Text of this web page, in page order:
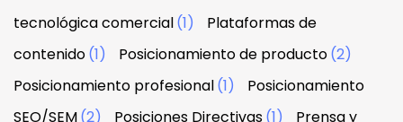
tecnológica comercial(1)
Plataformas de
contenido(1) Posicionamiento de producto(2)
Posicionamiento profesional(1)
Posicionamiento
SEO/SEM(2) Posiciones Directivas(1)
Prensa y